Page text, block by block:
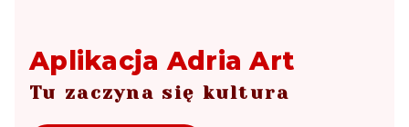
Aplikacja Adria Art
Tu zaczyna się kultura